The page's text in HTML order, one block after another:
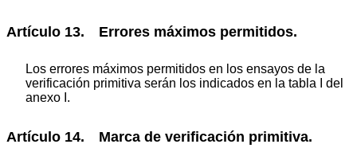
Artículo 13. Errores máximos permitidos.
Los errores máximos permitidos en los ensayos de la
verificación primitiva serán los indicados en la tabla I del
anexo I.
Artículo 14. Marca de verificación primitiva.